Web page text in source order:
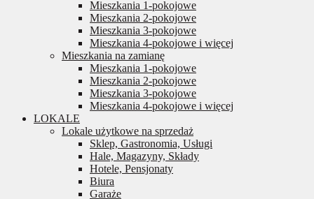
Mieszkania 1-pokojowe
Mieszkania 2-pokojowe
Mieszkania 3-pokojowe
Mieszkania 4-pokojowe i więcej
Mieszkania na zamianę
Mieszkania 1-pokojowe
Mieszkania 2-pokojowe
Mieszkania 3-pokojowe
Mieszkania 4-pokojowe i więcej
LOKALE
Lokale użytkowe na sprzedaż
Sklep, Gastronomia, Usługi
Hale, Magazyny, Składy
Hotele, Pensjonaty
Biura
Garaże